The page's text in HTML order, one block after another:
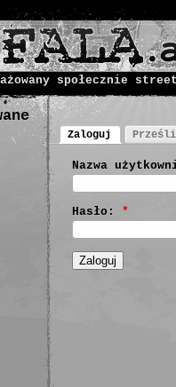
społecznie
Zaloguj
Nazwa
Hasło: *